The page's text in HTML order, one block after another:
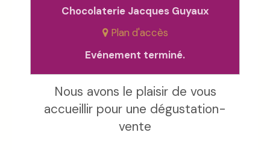
Chocolaterie Jacques Guyaux
Plan d'accès
Evénement terminé.
Nous avons le plaisir de vous
accueillir pour une dégustation-
vente